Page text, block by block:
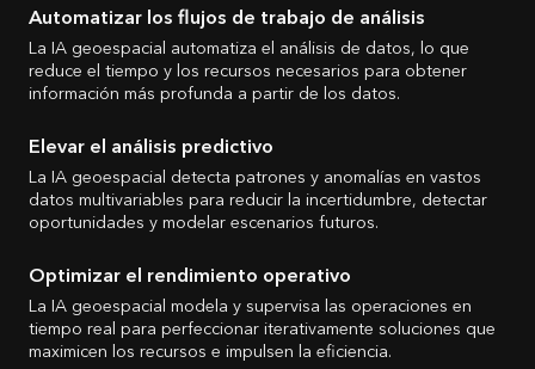
Automatizar los flujos de trabajo de análisis
La IA geoespacial automatiza el análisis de datos, lo que
reduce el tiempo y los recursos necesarios para obtener
información más profunda a partir de los datos.
Elevar el análisis predictivo
La IA geoespacial detecta patrones y anomalías en vastos
datos multivariables para reducir la incertidumbre, detectar
oportunidades y modelar escenarios futuros.
Optimizar el rendimiento operativo
La IA geoespacial modela y supervisa las operaciones en
tiempo real para perfeccionar iterativamente soluciones que
maximicen los recursos e impulsen la eficiencia.